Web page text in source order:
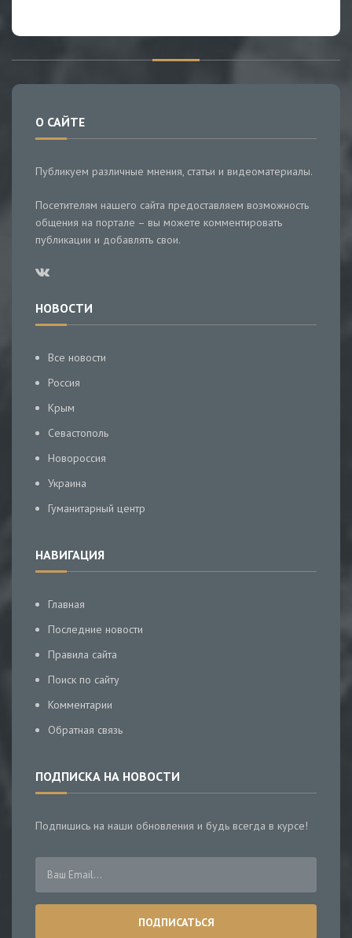
О САЙТЕ
Публикуем различные мнения, статьи и видеоматериалы.
Посетителям нашего сайта предоставляем возможность
общения на портале – вы можете комментировать
публикации и добавлять свои.
НОВОСТИ
Все новости
Россия
Крым
Севастополь
Новороссия
Украина
Гуманитарный центр
НАВИГАЦИЯ
Главная
Последние новости
Правила сайта
Поиск по сайту
Комментарии
Обратная связь
ПОДПИСКА НА НОВОСТИ
Подпишись на наши обновления и будь всегда в курсе!